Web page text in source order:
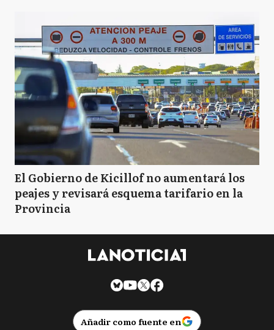
El Gobierno de Kicillof no aumentará los
peajes y revisará esquema tarifario en la
Provincia
Añadir como fuente en